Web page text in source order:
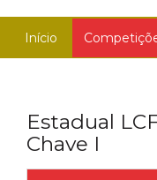
Início
Estadual
Chave I